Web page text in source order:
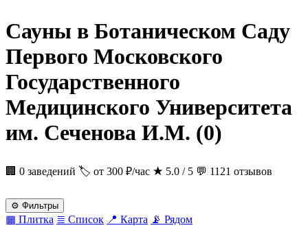
Сауны в Ботаническом Саду
Первого Московского
Государственного
Медицинского Университета
им. Сеченова И.М. (0)
🏢 0 заведений 🏷 от 300 ₽/час ★ 5.0 / 5 💬 1121 отзывов
⚙ Фильтры
▦ Плитка ≣ Список 📍 Карта 📡 Рядом